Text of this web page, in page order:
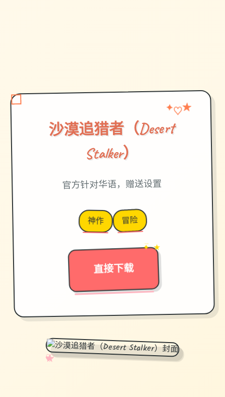
沙漠追猎者（Desert
Stalker）
✦♡★
官方针对华语，赠送设置
神作 冒险
直接下载
→
✦ ★
✧
♡
★
♥